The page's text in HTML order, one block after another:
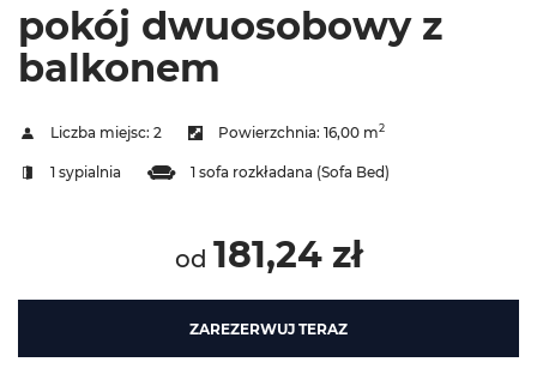
pokój dwuosobowy z
balkonem
Liczba miejsc: 2 Powierzchnia: 16,00 m2
1 sypialnia 1 sofa rozkładana (Sofa Bed)
od 181,24 zł
ZAREZERWUJ TERAZ